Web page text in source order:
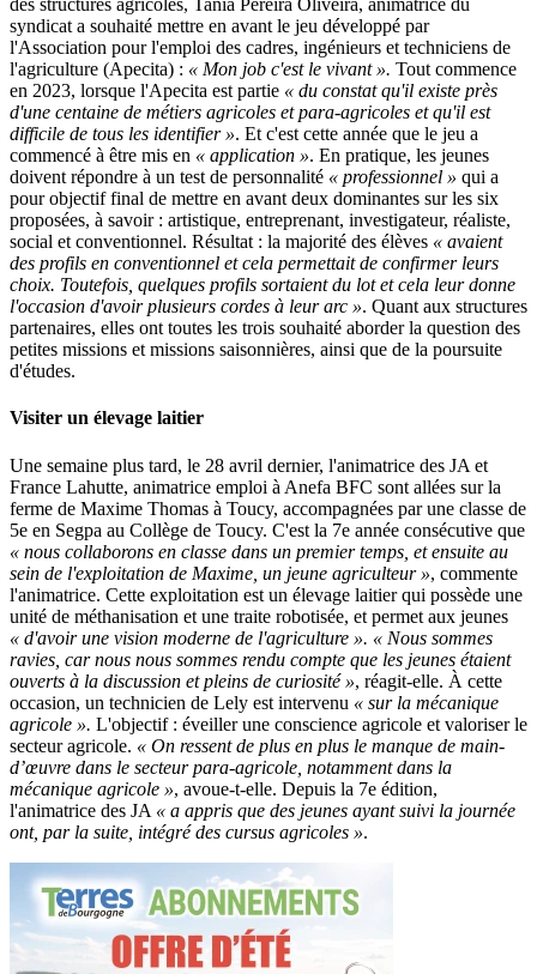
des structures agricoles, Tania Pereira Oliveira, animatrice du
syndicat a souhaité mettre en avant le jeu développé par
l'Association pour l'emploi des cadres, ingénieurs et techniciens de
l'agriculture (Apecita) : « Mon job c'est le vivant ». Tout commence
en 2023, lorsque l'Apecita est partie « du constat qu'il existe près
d'une centaine de métiers agricoles et para-agricoles et qu'il est
difficile de tous les identifier». Et c'est cette année que le jeu a
commencé à être mis en « application ». En pratique, les jeunes
doivent répondre à un test de personnalité « professionnel » qui a
pour objectif final de mettre en avant deux dominantes sur les six
proposées, à savoir : artistique, entreprenant, investigateur, réaliste,
social et conventionnel. Résultat : la majorité des élèves « avaient
des profils en conventionnel et cela permettait de confirmer leurs
choix. Toutefois, quelques profils sortaient du lot et cela leur donne
l'occasion d'avoir plusieurs cordes à leur arc ». Quant aux structures
partenaires, elles ont toutes les trois souhaité aborder la question des
petites missions et missions saisonnières, ainsi que de la poursuite
d'études.
Visiter un élevage laitier
Une semaine plus tard, le 28 avril dernier, l'animatrice des JA et
France Lahutte, animatrice emploi à Anefa BFC sont allées sur la
ferme de Maxime Thomas à Toucy, accompagnées par une classe de
5e en Segpa au Collège de Toucy. C'est la 7e année consécutive que
« nous collaborons en classe dans un premier temps, et ensuite au
sein de l'exploitation de Maxime, un jeune agriculteur », commente
l'animatrice. Cette exploitation est un élevage laitier qui possède une
unité de méthanisation et une traite robotisée, et permet aux jeunes
« d'avoir une vision moderne de l'agriculture ». « Nous sommes
ravies, car nous nous sommes rendu compte que les jeunes étaient
ouverts à la discussion et pleins de curiosité », réagit-elle. À cette
occasion, un technicien de Lely est intervenu « sur la mécanique
agricole ». L'objectif : éveiller une conscience agricole et valoriser le
secteur agricole. « On ressent de plus en plus le manque de main-
d’œuvre dans le secteur para-agricole, notamment dans la
mécanique agricole », avoue-t-elle. Depuis la 7e édition,
l'animatrice des JA « a appris que des jeunes ayant suivi la journée
ont, par la suite, intégré des cursus agricoles ».